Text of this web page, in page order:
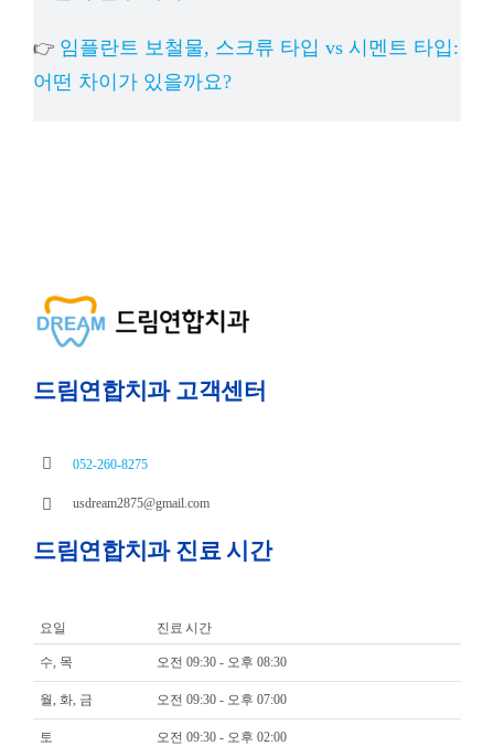
👉 임플란트 보철물, 스크류 타입 vs 시멘트 타입:
어떤 차이가 있을까요?
드림연합치과 고객센터
052-260-8275
usdream2875@gmail.com
드림연합치과 진료 시간
요일 진료 시간
수, 목 오전 09:30 - 오후 08:30
월, 화, 금 오전 09:30 - 오후 07:00
토 오전 09:30 - 오후 02:00